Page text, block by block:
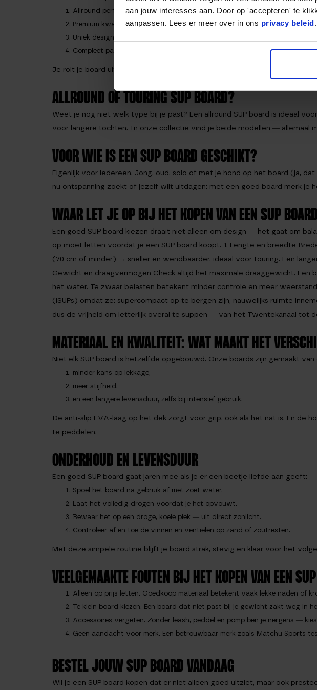
aan jouw interesses aan. Door op 'accepteren' te
aanpassen. Lees er meer over in ons privacy beleid.
Allround performance – perfect voor zowel kalme meren als lichte golven.
Premium kwaliteit – sterk, duurzaam en bestand tegen intensief gebruik.
Uniek design – van houtlook tot Art Collection: elk board is een eyecatcher.
Compleet pakket – inclusief peddel, pomp, leash en stevige draagtas.
Je rolt je board uit, pompt hem op en binnen enkele minuten ben je klaar
ALLROUND OF TOURING SUP BOARD?
Weet je nog niet welk type bij je past? Een allround SUP board is ideaal
voor langere tochten. In onze collectie vind je beide modellen — allemaal
VOOR WIE IS EEN SUP BOARD GESCHIKT?
Eigenlijk voor iedereen. Jong, oud, solo of met je hond op het board (ja,
nu ontspanning zoekt of jezelf wilt uitdagen: met een goed board merk je
WAAR LET JE OP BIJ HET KOPEN VAN EEN SUP
Een goed SUP board kiezen draait niet alleen om design — het gaat om
op moet letten voordat je een SUP board koopt. 1. Lengte en breedte
(70 cm of minder) → sneller en wendbaarder, ideaal voor touring. Een
Gewicht en draagvermogen Check altijd het maximale draaggewicht.
het water. Te zwaar belasten betekent minder controle en meer
(iSUPs) omdat ze: supercompact op te bergen zijn, nauwelijks ruimte
dus de vrijheid om letterlijk overal te suppen — van het Twentekanaal tot
MATERIAAL EN KWALITEIT: WAT MAAKT HET
Niet elk SUP board is hetzelfde opgebouwd. Onze boards zijn gemaakt
minder kans op lekkage,
meer stijfheid,
en een langere levensduur, zelfs bij intensief gebruik.
De anti-slip EVA-laag op het dek zorgt voor grip, ook als het nat is. En de
te peddelen.
ONDERHOUD EN LEVENSDUUR
Een goed SUP board gaat jaren mee als je er een beetje liefde aan geeft:
Spoel het board na gebruik af met zoet water.
Laat het volledig drogen voordat je het opvouwt.
Bewaar het op een droge, koele plek — uit direct zonlicht.
Controleer af en toe de vinnen en ventielen op zand of zoutresten.
Met deze simpele routine blijft je board strak, stevig en klaar voor het
VEELGEMAAKTE FOUTEN BIJ HET KOPEN VAN EEN
Alleen op prijs letten. Goedkoop materiaal betekent vaak lekke naden of
Te klein board kiezen. Een board dat niet past bij je gewicht zakt weg in
Accessoires vergeten. Zonder leash, peddel en pomp ben je nergens —
Geen aandacht voor merk. Een betrouwbaar merk zoals Matchu Sports
BESTEL JOUW SUP BOARD VANDAAG
Wil je een SUP board kopen dat er niet alleen goed uitziet, maar ook